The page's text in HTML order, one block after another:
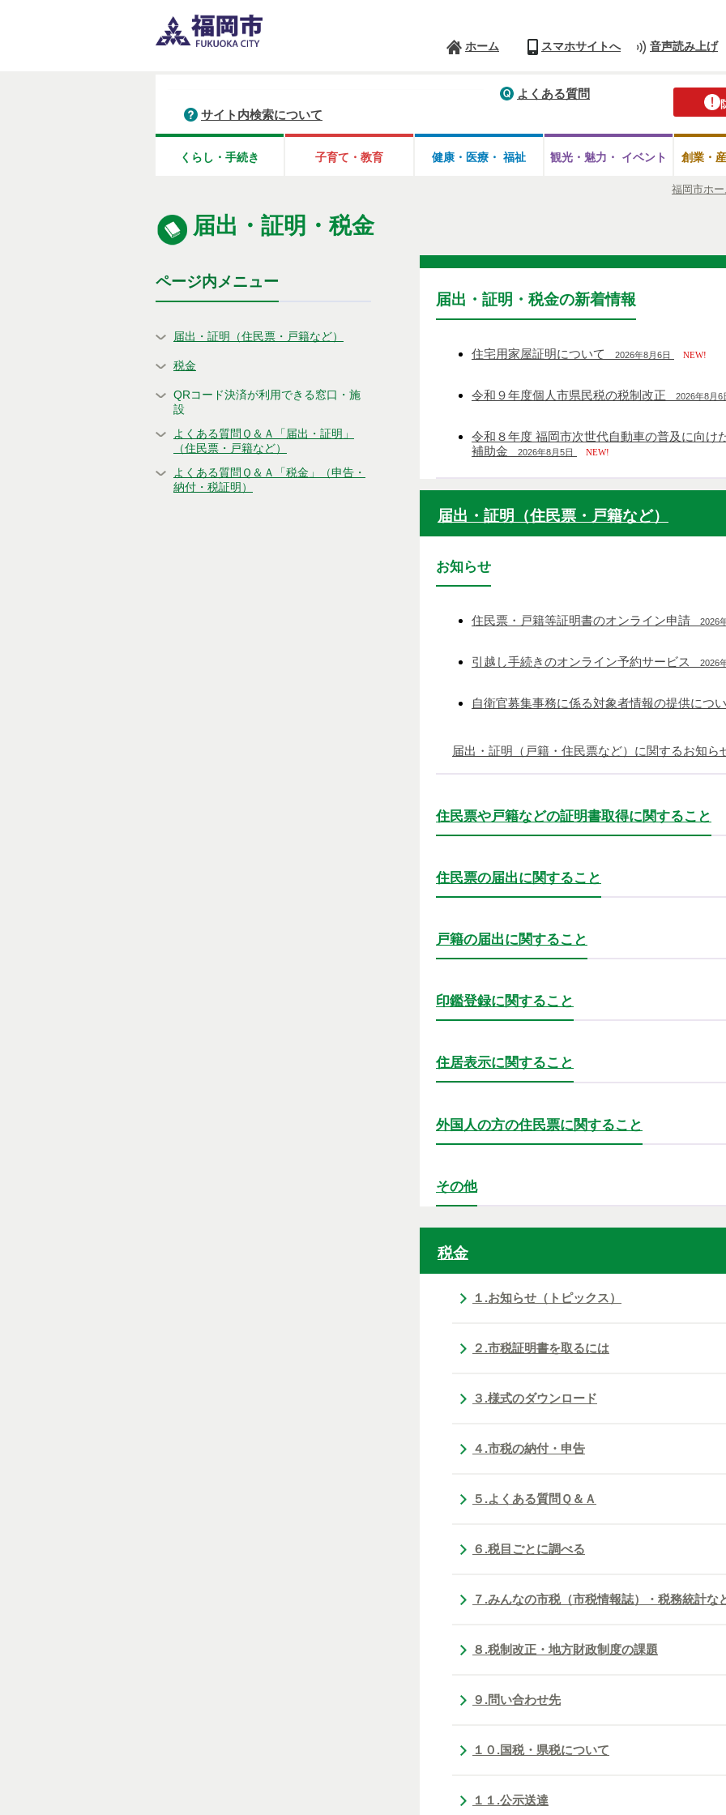
ホーム スマホサイトへ 音声読み上げ
よくある質問
サイト内検索について
くらし・手続き 子育て・教育 健康・医療・ 福祉 観光・魅力・ イベント 創業・
福岡市ホ
届出・証明・税金
ページ内メニュー
届出・証明（住民票・戸籍など）
税金
QRコード決済が利用できる窓口・施
設
よくある質問Ｑ＆Ａ「届出・証明」
（住民票・戸籍など）
よくある質問Ｑ＆Ａ「税金」（申告・
納付・税証明）
届出・証明・税金の新着情報
住宅用家屋証明について 2026年8月6日 NEW!
令和９年度個人市県民税の税制改正 2026年8月6
令和８年度 福岡市次世代自動車の普及に向け
補助金
2026年8月5日 NEW!
届出・証明（住民票・戸籍など）
お知らせ
住民票・戸籍等証明書のオンライン申請 2026
引越し手続きのオンライン予約サービス 2026
自衛官募集事務に係る対象者情報の提供に
届出・証明（戸籍・住民票など）に関するお知ら
住民票や戸籍などの証明書取得に関すること
住民票の届出に関すること
戸籍の届出に関すること
印鑑登録に関すること
住居表示に関すること
外国人の方の住民票に関すること
その他
税金
１.お知らせ（トピックス）
２.市税証明書を取るには
３.様式のダウンロード
４.市税の納付・申告
５.よくある質問Ｑ＆Ａ
６.税目ごとに調べる
７.みんなの市税（市税情報誌）・税務統計な
８.税制改正・地方財政制度の課題
９.問い合わせ先
１０.国税・県税について
１１.公示送達